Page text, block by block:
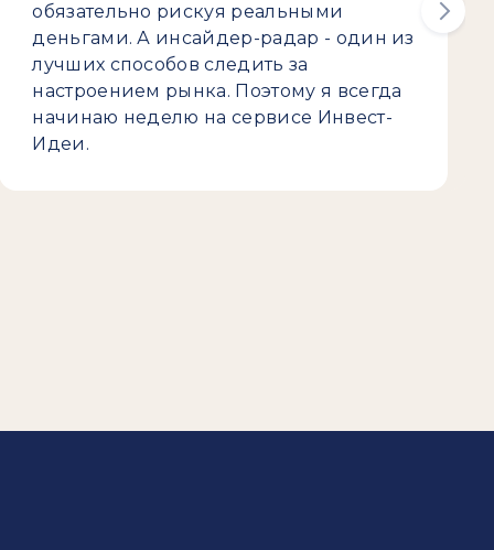
обязательно рискуя реальными
деньгами. А инсайдер-радар - один из
лучших способов следить за
настроением рынка. Поэтому я всегда
начинаю неделю на сервисе Инвест-
Идеи.